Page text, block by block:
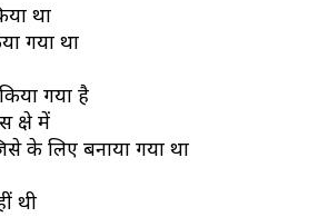
था
गया था
गया है
में
के लिए बनाया गया था
थी